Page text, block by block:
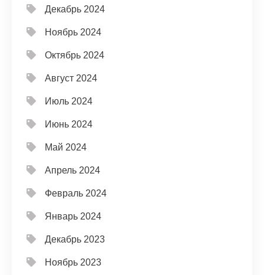
Декабрь 2024
Ноябрь 2024
Октябрь 2024
Август 2024
Июль 2024
Июнь 2024
Май 2024
Апрель 2024
Февраль 2024
Январь 2024
Декабрь 2023
Ноябрь 2023